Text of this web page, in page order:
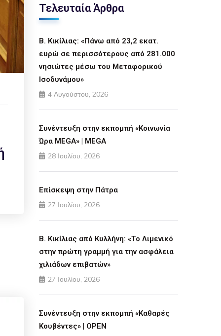
Τελευταία Άρθρα
Β. Κικίλιας: «Πάνω από 23,2 εκατ.
ευρώ σε περισσότερους από 281.000
νησιώτες μέσω του Μεταφορικού
Ισοδυνάμου»
4 Αυγούστου, 2026
Συνέντευξη στην εκπομπή «Κοινωνία
Ώρα MEGA» | MEGA
28 Ιουλίου, 2026
Επίσκεψη στην Πάτρα
27 Ιουλίου, 2026
Β. Κικίλιας από Κυλλήνη: «Το Λιμενικό
στην πρώτη γραμμή για την ασφάλεια
χιλιάδων επιβατών»
27 Ιουλίου, 2026
Συνέντευξη στην εκπομπή «Καθαρές
Κουβέντες» | OPEN